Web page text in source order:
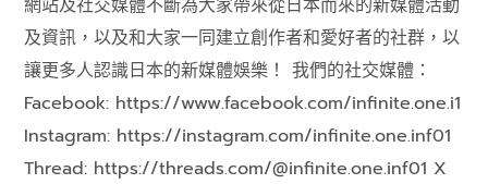
網站及社交媒體不斷為大家帶來從日本而來的新媒體活動
及資訊，以及和大家一同建立創作者和愛好者的社群，以
讓更多人認識日本的新媒體娛樂！ 我們的社交媒體：
Facebook: https://www.facebook.com/infinite.one.i1
Instagram: https://instagram.com/infinite.one.inf01
Thread: https://threads.com/@infinite.one.inf01 X